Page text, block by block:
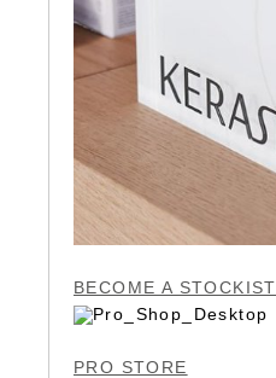
BECOME A STOCKIST
PRO STORE